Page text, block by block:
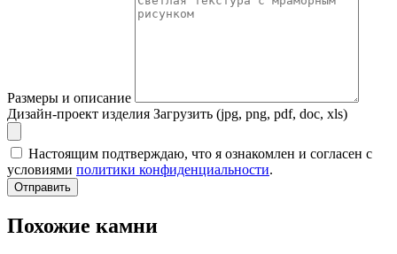
Размеры и описание
Дизайн-проект изделия Загрузить (jpg, png, pdf, doc, xls)
Настоящим подтверждаю, что я ознакомлен и согласен с
условиями политики конфиденциальности.
Отправить
Похожие камни